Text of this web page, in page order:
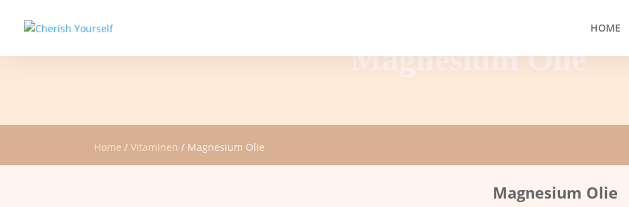
HOME
Magnesium Olie
Home /Vitaminen / Magnesium Olie
Magnesium Olie